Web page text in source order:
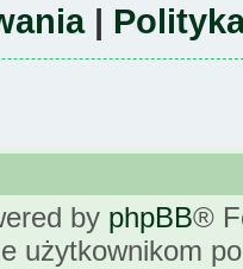
|
by phpBB®
użytkownikom